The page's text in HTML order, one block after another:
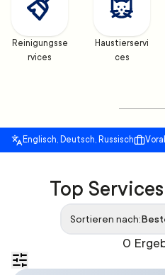
Reinigungsse
rvices
Haustierservi
ces
Englisch, Deutsch, Russisch
0
Top
Sortieren nach: